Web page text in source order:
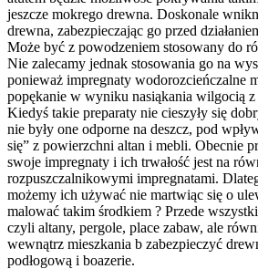
jeszcze mokrego drewna. Doskonale
drewna, zabezpieczając go przed
Może być z powodzeniem stosowany do
Nie zalecamy jednak stosowania go na
ponieważ impregnaty wodorozcieńczalne
popękanie w wyniku nasiąkania wilgocią z
Kiedyś takie preparaty nie cieszyły się
nie były one odporne na deszcz, pod
się” z powierzchni altan i mebli. Obecnie
swoje impregnaty i ich trwałość jest na
rozpuszczalnikowymi impregnatami.
możemy ich używać nie martwiąc się o
malować takim środkiem ? Przede
czyli altany, pergole, place zabaw, ale
wewnątrz mieszkania b zabezpieczyć
podłogową i boazerie.